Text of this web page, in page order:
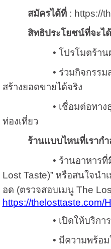
สมัครได้ที่ : https://
สิทธิประโยชน์ที่จะไ
• โปรโมตร้า
• ร่วมกิจกรรม
สร้างยอดขายได้จริง
• เชื่อมต่อทา
ท่องเที่ยว
ร้านแบบไหนที่เรากำลั
• ร้านอาหาร
Lost Taste)” หรือสนใจนำ
อด (ตรวจสอบเมนู The
https://thelosttaste.com/
• เปิดให้บริการจริง
• มีความพร้อมในกา